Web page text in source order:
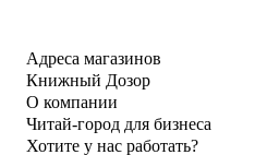
Адреса магазинов
Книжный Дозор
О компании
Читай-город для бизнеса
Хотите у нас работать?